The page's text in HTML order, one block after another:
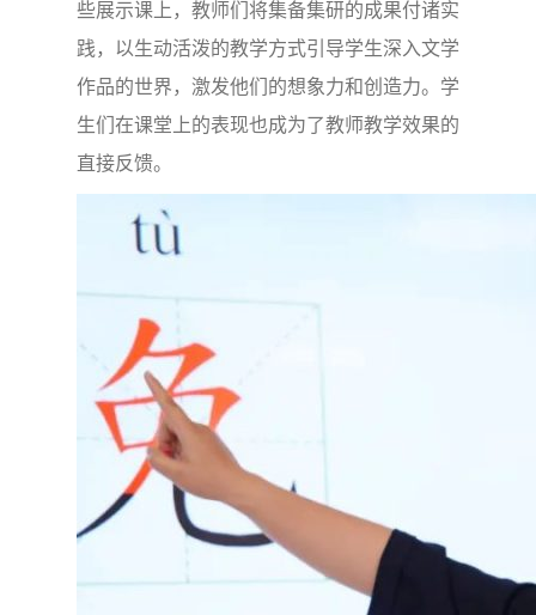
些展示课上，教师们将集备集研的成果付诸实
践，以生动活泼的教学方式引导学生深入文学
作品的世界，激发他们的想象力和创造力。学
生们在课堂上的表现也成为了教师教学效果的
直接反馈。